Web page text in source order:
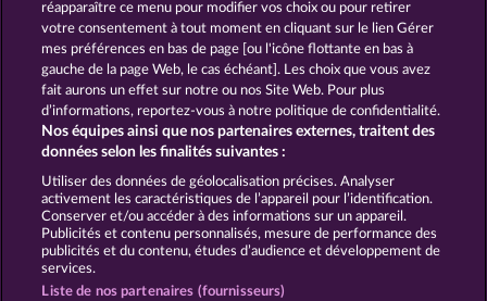
CGU Charte de confidentialité
Mentions légales Société FAQ
Facebook Blog
Envoyer la demande de rétractation
réapparaître ce menu pour modifier vos choix ou pour retirer
votre consentement à tout moment en cliquant sur le lien Gérer
mes préférences en bas de page [ou l'icône flottante en bas à
gauche de la page Web, le cas échéant]. Les choix que vous avez
fait aurons un effet sur notre ou nos Site Web. Pour plus
d’informations, reportez-vous à notre politique de confidentialité.
Nos équipes ainsi que nos partenaires externes, traitent des
données selon les finalités suivantes :
Utiliser des données de géolocalisation précises. Analyser
activement les caractéristiques de l’appareil pour l’identification.
Conserver et/ou accéder à des informations sur un appareil.
Publicités et contenu personnalisés, mesure de performance des
publicités et du contenu, études d’audience et développement de
services.
Liste de nos partenaires (fournisseurs)